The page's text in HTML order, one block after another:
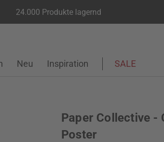
24.000 Produkte lagernd
Neu Inspiration SALE
Paper Collective -
Poster